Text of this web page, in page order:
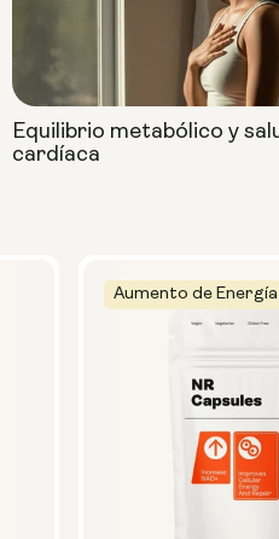
Aumento de Energía
Equilibrio metabólico y
cardíaca